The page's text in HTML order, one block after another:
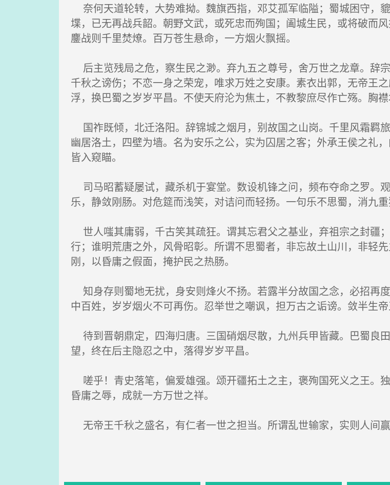
奈何天道轮转，大势难拗。魏旗西指，邓艾孤军临隘；蜀城困守，
堞，已无再战兵韶。朝野文武，或死忠而殉国；阖城生民，或将破而
鏖战则千里焚燎。百万苍生悬命，一方烟火飘摇。
后主览残局之危，察生民之渺。弃九五之尊号，舍万世之龙章。辞
千秋之谤伤；不恋一身之荣宠，唯求万姓之安康。素衣出郭，无帝王
浮，换巴蜀之岁岁平昌。不使天府沦为焦土，不教黎庶尽作亡殇。胸
国祚既倾，北迁洛阳。辞锦城之烟月，别故国之山岗。千里风霜羁
幽居洛土，四壁为墙。名为安乐之公，实为囚居之客；外承王侯之礼
皆入窥瞄。
司马昭蓄疑屡试，藏杀机于宴堂。数设机锋之问，频布夺命之罗。
乐，静敛刚肠。对危筵而浅笑，对诘问而轻扬。一句乐不思蜀，消九
世人嗤其庸弱，千古笑其疏狂。谓其忘君父之基业，弃祖宗之封疆
行；谁明荒唐之外，风骨昭彰。所谓不思蜀者，非忘故土山川，非轻
刚，以昏庸之假面，掩护民之热肠。
知身存则蜀地无扰，身安则烽火不扬。若露半分故国之念，必招再
中百姓，岁岁烟火不可再伤。忍举世之嘲讽，担万古之诟谤。敛半生帝
待到晋朝鼎定，四海归唐。三国硝烟尽散，九州兵甲皆藏。巴蜀良
望，终在后主隐忍之中，落得岁岁平昌。
嗟乎！青史落笔，偏爱雄强。颂开疆拓土之主，褒殉国死义之王。
昏庸之辱，成就一方万世之祥。
无帝王千秋之盛名，有仁者一世之担当。所谓乱世输家，实则人间